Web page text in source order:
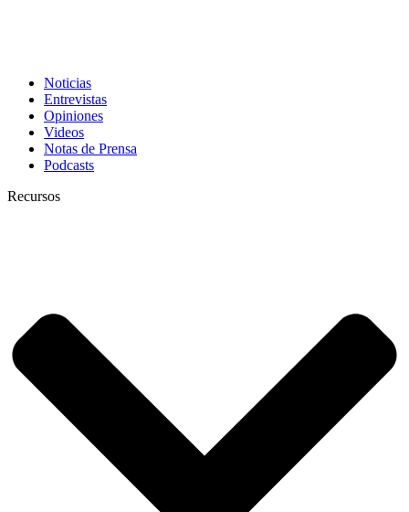
Noticias
Entrevistas
Opiniones
Videos
Notas de Prensa
Podcasts
Recursos